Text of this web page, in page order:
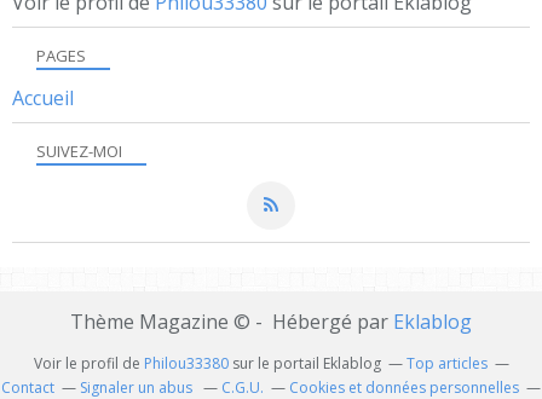
SUIVEZ-MOI
PAGES
Accueil
Thème Magazine © - Hébergé par Eklablog
Voir le profil de Philou33380sur le portail Eklablog
Top articles
Contact
Signaler un abus C.G.U. Cookies et données personnelles